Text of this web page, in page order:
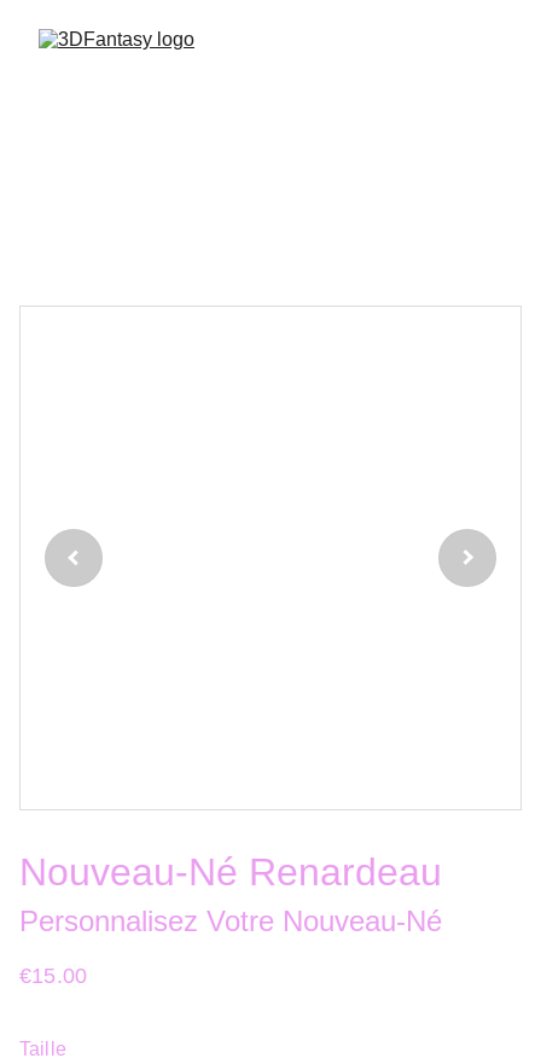
Nouveau-Né Renardeau
Personnalisez Votre Nouveau-Né
€15.00
Taille